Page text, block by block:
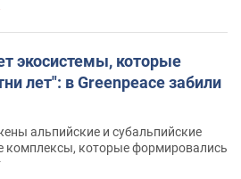
экосистемы, которые
лет": в Greenpeace забили
альпийские и субальпийские
комплексы, которые формировались